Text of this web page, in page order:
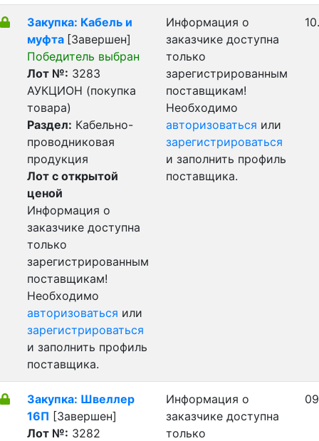
Закупка: Кабель и
муфта [Завершен]
Победитель выбран
Лот №: 3283
АУКЦИОН (покупка
товара)
Раздел: Кабельно-
проводниковая
продукция
Лот с открытой
ценой
Информация о
заказчике доступна
только
зарегистрированным
поставщикам!
Необходимо
авторизоваться или
зарегистрироваться
и заполнить профиль
поставщика.
Информация о
заказчике доступна
только
зарегистрированным
поставщикам!
Необходимо
авторизоваться или
зарегистрироваться
и заполнить профиль
поставщика.
Закупка: Швеллер
16П [Завершен]
Лот №: 3282
Информация о
заказчике доступна
только